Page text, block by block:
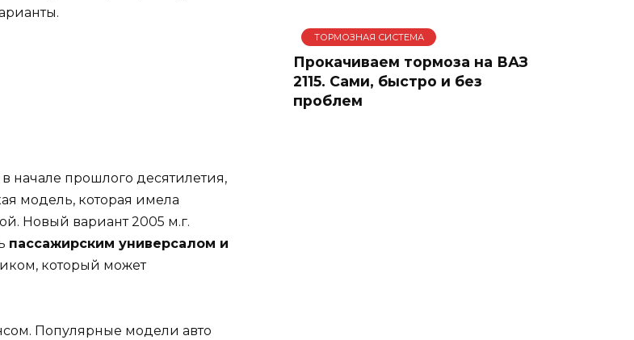
начале прошлого десятилетия,
модель, которая имела
Новый вариант 2005 м.г.
пассажирским универсалом и
который может
ТОРМОЗНАЯ СИСТЕМА
Прокачиваем тормоза на ВАЗ
2115. Сами, быстро и без
проблем